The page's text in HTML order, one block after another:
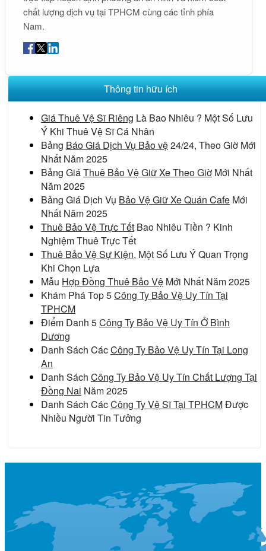
chất lượng dịch vụ tại TPHCM cùng các tỉnh phía
Nam.
Thông tin hữu ích
Giá Thuê Vệ Sĩ Riêng Là Bao Nhiêu ? Một Số Lưu
Ý Khi Thuê Vệ Sĩ Cá Nhân
Bảng Báo Giá Dịch Vụ Bảo vệ24/24, Theo Giờ Mới
Nhất Năm 2025
Bảng GiáThuê Bảo Vệ Giữ Xe Theo Giờ Mới Nhất
Năm 2025
Bảng Giá Dịch Vụ Bảo Vệ Giữ Xe Quán Cafe Mới
Nhất Năm 2025
Thuê Bảo Vệ Trực Tết Bao Nhiêu Tiền ? Kinh
Nghiệm Thuê Trực Tết
Thuê Bảo Vệ Sự Kiện, Một Số Lưu Ý Quan Trọng
Khi Chọn Lựa
Mẫu Hợp Đồng Thuê Bảo Vệ Mới Nhất Năm 2025
Khám Phá Top 5Công Ty Bảo Vệ Uy Tín Tại
TPHCM
Điểm Danh 5Công Ty Bảo Vệ Uy Tín Ở Bình
Dương
Danh Sách CácCông Ty Bảo Vệ Uy Tín Tại Long
An
Danh Sách Công Ty Bảo Vệ Uy Tín Chất Lượng Tại
Đồng Nai Năm 2025
Danh Sách CácCông Ty Vệ Sĩ Tại TPHCMĐược
Nhiều Người Tin Tưởng